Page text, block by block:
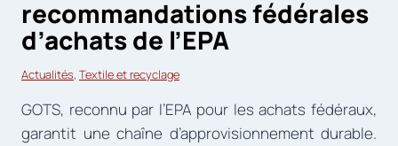
recommandations fédérales
d’achats de l’EPA
Actualités, Textile et recyclage
GOTS, reconnu par l’EPA pour les achats fédéraux,
garantit une chaîne d’approvisionnement durable.